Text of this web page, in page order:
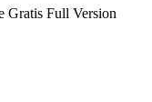
Gratis Full Version